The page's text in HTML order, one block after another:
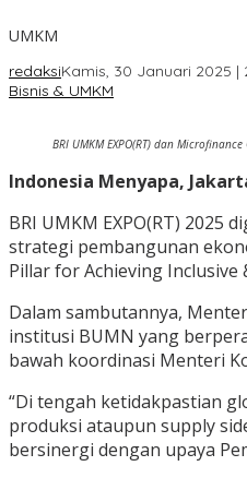
UMKM
redaksiKamis, 30 Januari 2025 |
Bisnis & UMKM
BRI UMKM EXPO(RT) dan
Indonesia Menyapa,
BRI UMKM EXPO(RT)
strategi pembangunan
Pillar for Achieving
Dalam sambutannya,
institusi BUMN yang
bawah koordinasi Menteri
“Di tengah ketidakpastian
produksi ataupun supply
bersinergi dengan upaya